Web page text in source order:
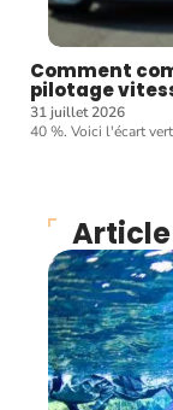
Comment
pilotage
31 juillet 2026
40 %. Voici l'écart